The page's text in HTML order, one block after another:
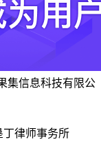
集信息科技有限公
丁律师事务所